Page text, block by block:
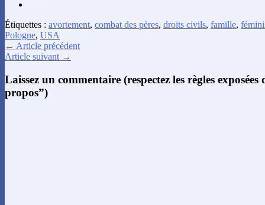
Étiquettes : avortement, combat des pères, droits civils, famille,
Pologne, USA
← Article précédent
Article suivant →
Laissez un commentaire (respectez les règles
propos”)